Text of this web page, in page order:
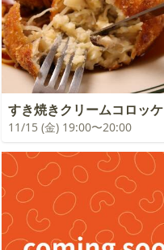
すき焼きクリームコロッケ
11/15 (金) 19:00〜20:00